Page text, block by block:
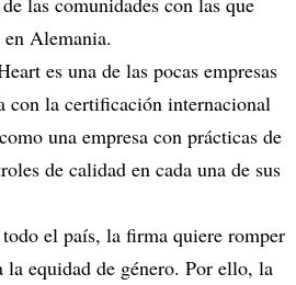
Alemania.
es una de las pocas empresas
con la certificación internacional
una empresa con prácticas de
de calidad en cada una de sus
el país, la firma quiere romper
la equidad de género. Por ello, la